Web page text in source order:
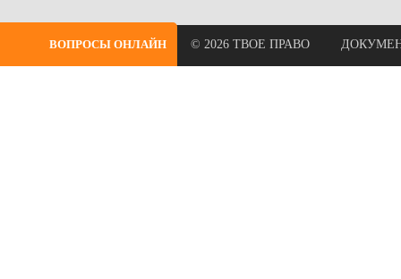
ВОПРОСЫ ОНЛАЙН © 2026 ТВОЕ ПРАВО